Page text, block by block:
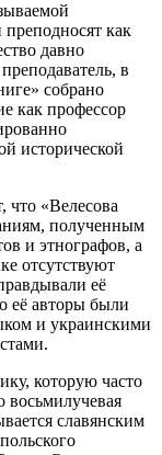
как
давно
в
собрано
как профессор
исторической
что «Велесова
полученным
и этнографов, а
отсутствуют
её
её авторы были
и украинскими
которую часто
восьмилучевая
славянским